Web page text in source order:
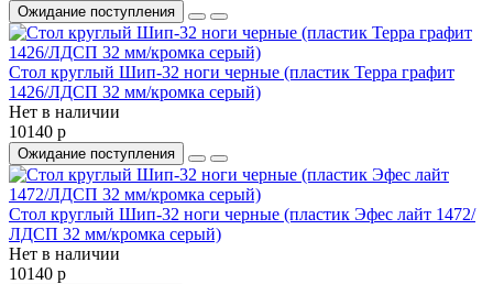
Ожидание поступления
Стол круглый Шип-32 ноги черные (пластик Терра графит
1426/ЛДСП 32 мм/кромка серый)
Нет в наличии
10140 р
Ожидание поступления
Стол круглый Шип-32 ноги черные (пластик Эфес лайт 1472/
ЛДСП 32 мм/кромка серый)
Нет в наличии
10140 р